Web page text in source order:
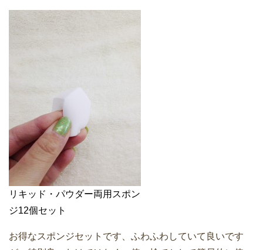
リキッド・パウダー両用スポン
ジ12個セット
お得なスポンジセットです、ふわふわしていて良いです